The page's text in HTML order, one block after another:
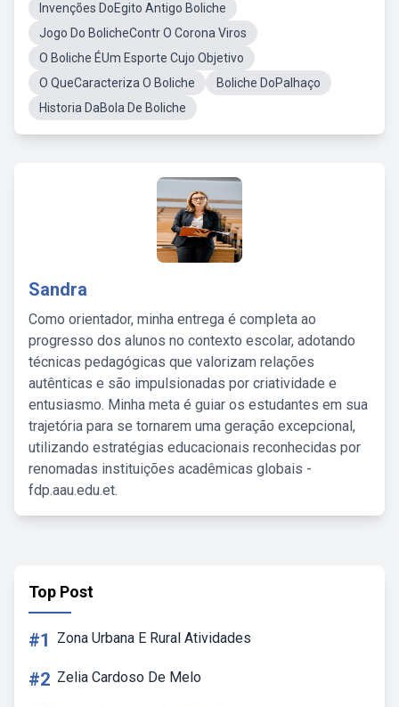
Invenções DoEgito Antigo Boliche
Jogo Do BolicheContr O Corona Viros
O Boliche ÉUm Esporte Cujo Objetivo
O QueCaracteriza O Boliche
Boliche DoPalhaço
Historia DaBola De Boliche
Sandra
Como orientador, minha entrega é completa ao
progresso dos alunos no contexto escolar, adotando
técnicas pedagógicas que valorizam relações
autênticas e são impulsionadas por criatividade e
entusiasmo. Minha meta é guiar os estudantes em sua
trajetória para se tornarem uma geração excepcional,
utilizando estratégias educacionais reconhecidas por
renomadas instituições acadêmicas globais -
fdp.aau.edu.et.
Top Post
#1 Zona Urbana E Rural Atividades
#2 Zelia Cardoso De Melo